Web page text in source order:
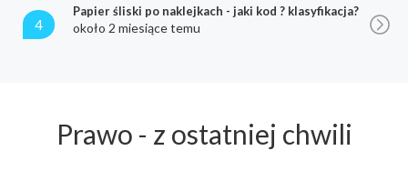
4
Papier śliski po naklejkach - jaki kod ? klasyfikacja?
około 2 miesiące temu
Prawo - z ostatniej chwili